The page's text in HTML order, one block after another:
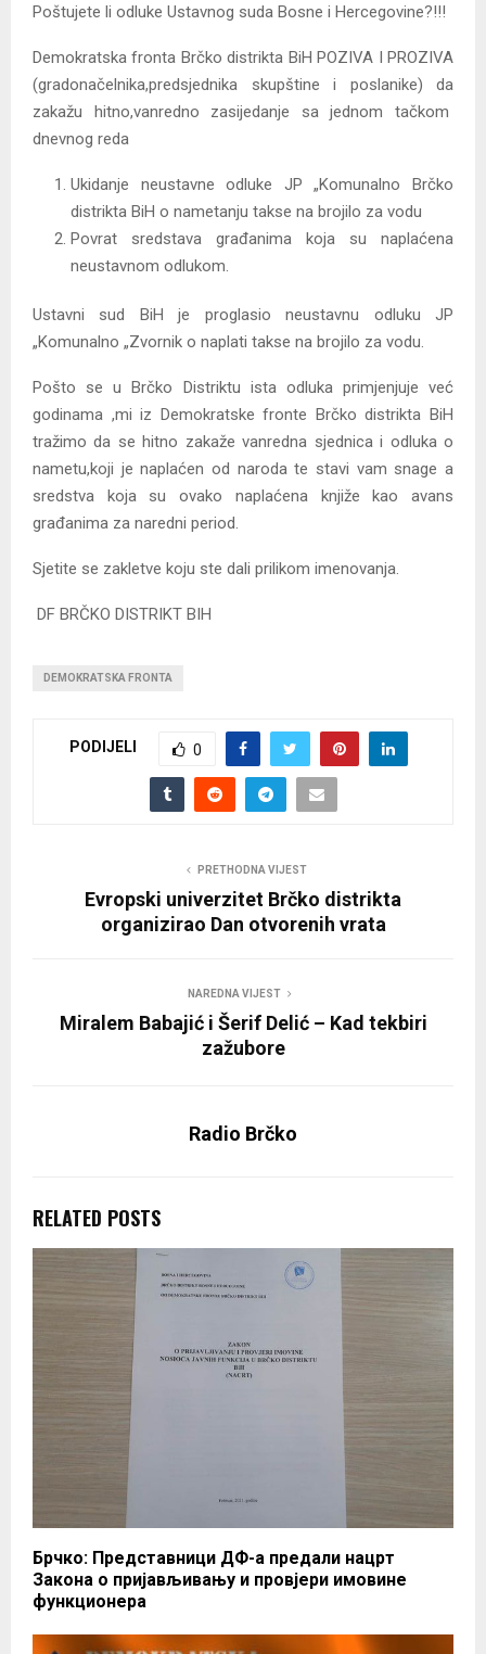
Poštujete li odluke Ustavnog suda Bosne i Hercegovine?!!!
Demokratska fronta Brčko distrikta BiH POZIVA I PROZIVA
(gradonačelnika,predsjednika skupštine i poslanike) da
zakažu hitno,vanredno zasijedanje sa jednom tačkom
dnevnog reda
Ukidanje neustavne odluke JP „Komunalno Brčko
distrikta BiH o nametanju takse na brojilo za vodu
Povrat sredstava građanima koja su naplaćena
neustavnom odlukom.
Ustavni sud BiH je proglasio neustavnu odluku JP
„Komunalno „Zvornik o naplati takse na brojilo za vodu.
Pošto se u Brčko Distriktu ista odluka primjenjuje već
godinama ,mi iz Demokratske fronte Brčko distrikta BiH
tražimo da se hitno zakaže vanredna sjednica i odluka o
nametu,koji je naplaćen od naroda te stavi vam snage a
sredstva koja su ovako naplaćena knjiže kao avans
građanima za naredni period.
Sjetite se zakletve koju ste dali prilikom imenovanja.
DF BRČKO DISTRIKT BIH
DEMOKRATSKA FRONTA
PODIJELI 0
PRETHODNA VIJEST
Evropski univerzitet Brčko distrikta
organizirao Dan otvorenih vrata
NAREDNA VIJEST
Miralem Babajić i Šerif Delić – Kad tekbiri
zažubore
Radio Brčko
RELATED POSTS
Брчко: Представници ДФ-а предали нацрт
Закона о пријављивању и провјери имовине
функционера